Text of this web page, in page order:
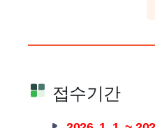
접수기간